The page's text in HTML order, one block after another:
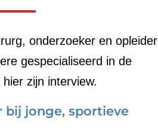
onderzoeker en opleider
gespecialiseerd in de
zijn interview.
jonge, sportieve